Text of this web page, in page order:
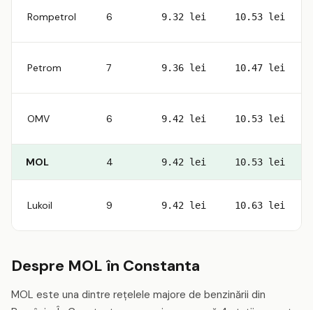
Rompetrol 6 9.32 lei 10.53 lei
Petrom 7 9.36 lei 10.47 lei
OMV 6 9.42 lei 10.53 lei
MOL 4 9.42 lei 10.53 lei
Lukoil 9 9.42 lei 10.63 lei
Despre MOL în Constanta
MOL este una dintre rețelele majore de benzinării din